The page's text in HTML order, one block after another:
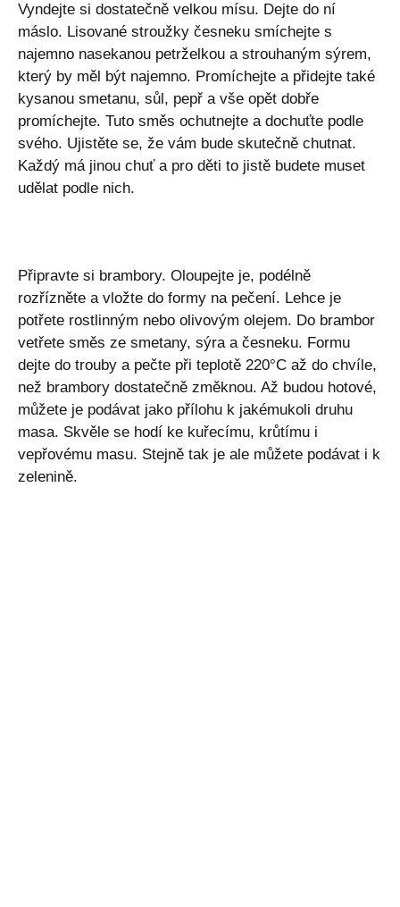
Vyndejte si dostatečně velkou mísu. Dejte do ní
máslo. Lisované stroužky česneku smíchejte s
najemno nasekanou petrželkou a strouhaným sýrem,
který by měl být najemno. Promíchejte a přidejte také
kysanou smetanu, sůl, pepř a vše opět dobře
promíchejte. Tuto směs ochutnejte a dochuťte podle
svého. Ujistěte se, že vám bude skutečně chutnat.
Každý má jinou chuť a pro děti to jistě budete muset
udělat podle nich.
Připravte si brambory. Oloupejte je, podélně
rozřízněte a vložte do formy na pečení. Lehce je
potřete rostlinným nebo olivovým olejem. Do brambor
vetřete směs ze smetany, sýra a česneku. Formu
dejte do trouby a pečte při teplotě 220°C až do chvíle,
než brambory dostatečně změknou. Až budou hotové,
můžete je podávat jako přílohu k jakémukoli druhu
masa. Skvěle se hodí ke kuřecímu, krůtímu i
vepřovému masu. Stejně tak je ale můžete podávat i k
zelenině.